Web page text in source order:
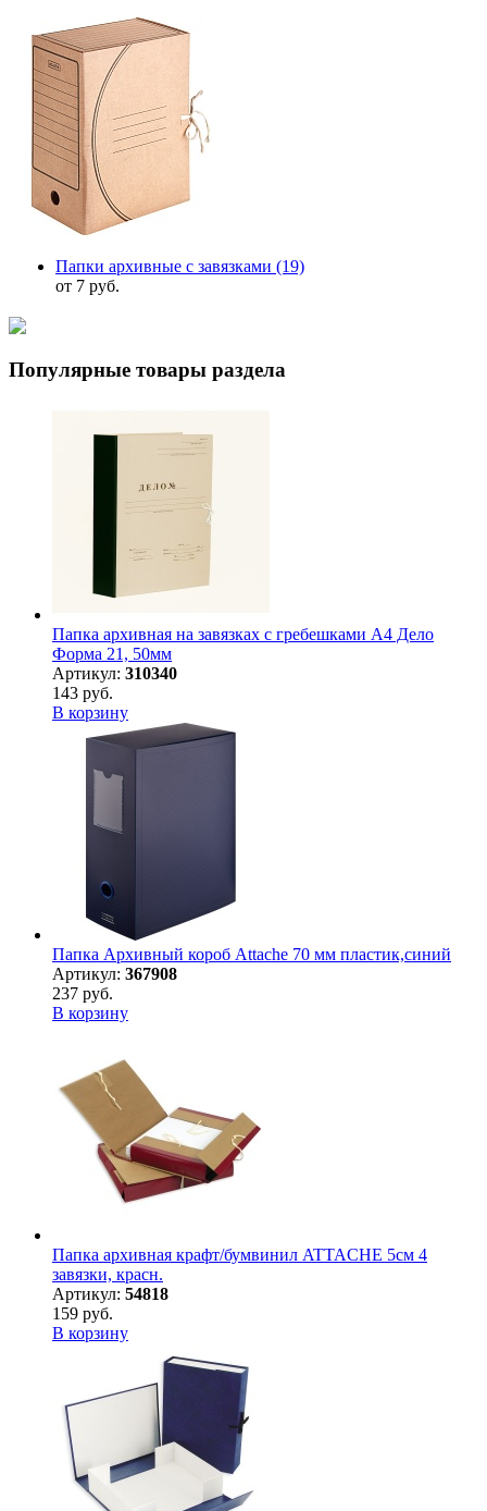
Папки архивные с завязками (19)
от 7 руб.
Популярные товары раздела
Папка архивная на завязках с гребешками А4 Дело
Форма 21, 50мм
Артикул: 310340
143 руб.
В корзину
Папка Архивный короб Attache 70 мм пластик,синий
Артикул: 367908
237 руб.
В корзину
Папка архивная крафт/бумвинил ATTACHE 5см 4
завязки, красн.
Артикул: 54818
159 руб.
В корзину